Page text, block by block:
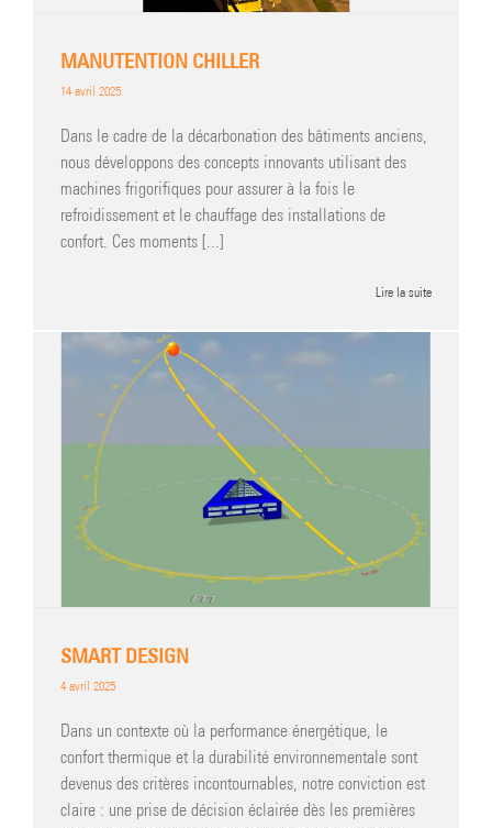
MANUTENTION CHILLER
14 avril 2025
Dans le cadre de la décarbonation des bâtiments anciens,
nous développons des concepts innovants utilisant des
machines frigorifiques pour assurer à la fois le
refroidissement et le chauffage des installations de
confort. Ces moments [...]
Lire la suite
SMART DESIGN
4 avril 2025
Dans un contexte où la performance énergétique, le
confort thermique et la durabilité environnementale sont
devenus des critères incontournables, notre conviction est
claire : une prise de décision éclairée dès les premières